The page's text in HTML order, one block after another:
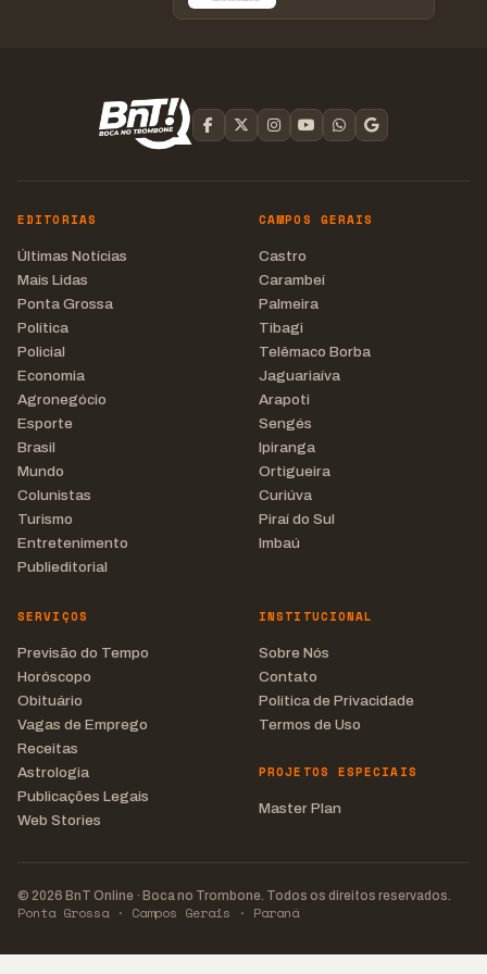
EDITORIAS
Últimas Notícias
Mais Lidas
Ponta Grossa
Política
Policial
Economia
Agronegócio
Esporte
Brasil
Mundo
Colunistas
Turismo
Entretenimento
Publieditorial
CAMPOS GERAIS
Castro
Carambeí
Palmeira
Tibagi
Telêmaco Borba
Jaguariaíva
Arapoti
Sengés
Ipiranga
Ortigueira
Curiúva
Piraí do Sul
Imbaú
SERVIÇOS
Previsão do Tempo
Horóscopo
Obituário
Vagas de Emprego
Receitas
Astrologia
Publicações Legais
Web Stories
INSTITUCIONAL
Sobre Nós
Contato
Política de Privacidade
Termos de Uso
PROJETOS ESPECIAIS
Master Plan
© 2026 BnT Online · Boca no Trombone. Todos os direitos reservados.
Ponta Grossa · Campos Gerais · Paraná